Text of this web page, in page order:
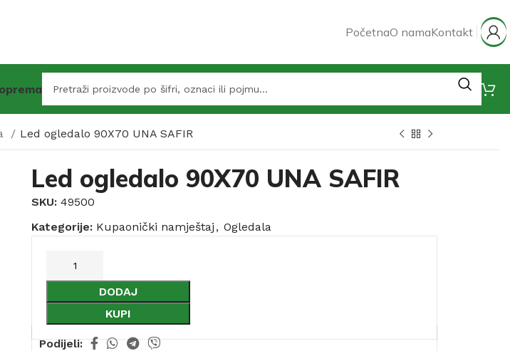
PočetnaO namaKontakt
Led ogledalo 90X70 UNA SAFIR
Led ogledalo 90X70 UNA SAFIR
SKU: 49500
Kategorije: Kupaonički namještaj , Ogledala
DODAJ
KUPI
Podijeli: